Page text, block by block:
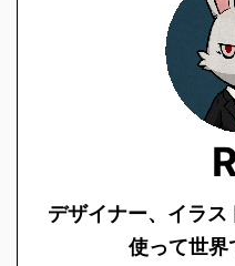
デザイナー、イラス
使って世界